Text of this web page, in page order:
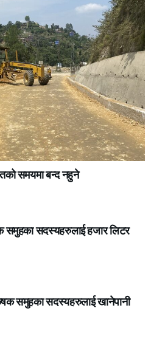
समयमा बन्द नहुने
समुहका सदस्यहरुलाई हजार लिटर
समुहका सदस्यहरुलाई खानेपानी